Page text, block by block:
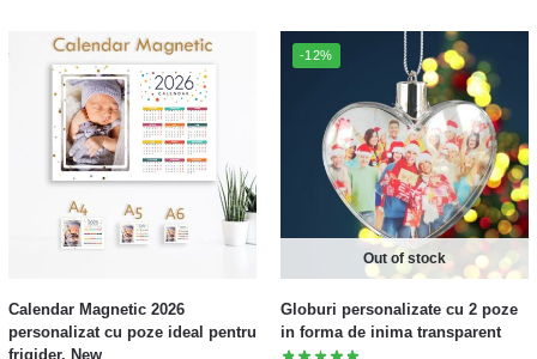
Calendar Magnetic 2026
personalizat cu poze ideal pentru
frigider. New
-12%
Out of stock
Globuri personalizate cu 2 poze
in forma de inima transparent